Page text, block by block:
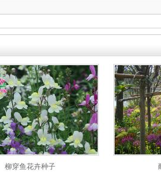
柳穿鱼花卉种子